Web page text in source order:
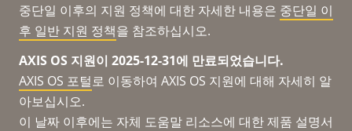
중단일 이후의 지원 정책에 대한 자세한 내용은 중단일 이
후 일반 지원 정책을 참조하십시오.
AXIS OS 지원이 2025-12-31에 만료되었습니다.
AXIS OS 포털로 이동하여 AXIS OS 지원에 대해 자세히 알
아보십시오.
이 날짜 이후에는 자체 도움말 리소스에 대한 제품 설명서